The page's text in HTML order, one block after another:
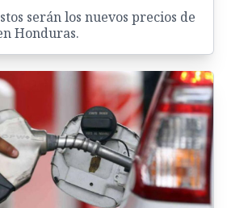
serán los nuevos precios de
Honduras.